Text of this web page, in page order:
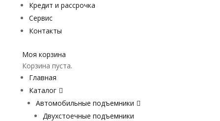
Кредит и рассрочка
Сервис
Контакты
Моя корзина
Корзина пуста.
Главная
Каталог
Автомобильные подъемники
Двухстоечные подъемники